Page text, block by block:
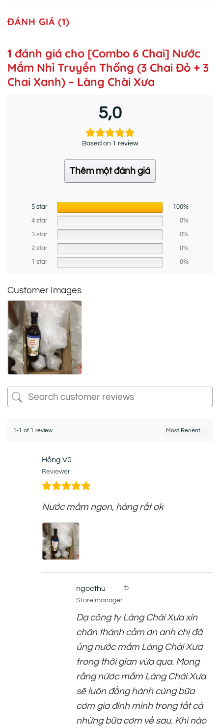
ĐÁNH GIÁ (1)
1 đánh giá cho [Combo 6 Chai] Nước
Mắm Nhỉ Truyền Thống (3 Chai Đỏ + 3
Chai Xanh) – Làng Chài Xưa
5,0
Based on 1 review
Thêm một đánh giá
5 star 100%
4 star 0%
3 star 0%
2 star 0%
1 star 0%
Customer Images
1-1 of 1 review
Hồng Vũ
Reviewer
Nước mắm ngon, hàng rất ok
ngocthu
Store manager
Dạ công ty Làng Chài Xưa xin
chân thành cảm ơn anh chị đã
ủng nước mắm Làng Chài Xưa
trong thời gian vừa qua. Mong
rằng nứơc mắm Làng Chài Xưa
sẽ luôn đồng hành cùng bữa
cơm gia đình mình trong tất cả
những bữa cơm về sau. Khi nào